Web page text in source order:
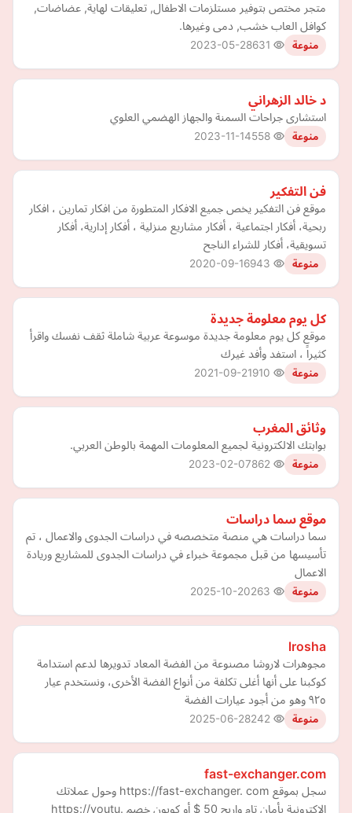
متجر مختص بتوفير مستلزمات الاطفال, تعليقات لهاية, عضاضات,
كوافل العاب خشب, دمى وغيرها.
منوعة 2023-05-28
د خالد الزهراني
استشارى جراحات السمنة والجهاز الهضمي العلوي
منوعة 2023-11-14
فن التفكير
موقع فن التفكير يخص جميع الافكار المتطورة من افكار تمارين ، افكار
ربحية، أفكار اجتماعية ، أفكار مشاريع منزلية ، أفكار إدارية، أفكار
تسويقية، أفكار للشراء الناجح
منوعة 2020-09-16
كل يوم معلومة جديدة
موقع كل يوم معلومة جديدة موسوعة عربية شاملة ثقف نفسك واقرأ
كثيراً ، استفد وأفد غيرك
منوعة 2021-09-21
وثائق المغرب
بوابتك الالكترونية لجميع المعلومات المهمة بالوطن العربي.
منوعة 2023-02-07
موقع سما دراسات
سما دراسات هي منصة متخصصه في دراسات الجدوى والاعمال ، تم
تأسيسها من قبل مجموعة خبراء في دراسات الجدوى للمشاريع وريادة
الاعمال
منوعة 2025-10-20
lrosha
مجوهرات لاروشا مصنوعة من الفضة المعاد تدويرها لدعم استدامة
كوكبنا على أنها أغلى تكلفة من أنواع الفضة الأخرى، ونستخدم عيار
٩٢٥ وهو من أجود عيارات الفضة
منوعة 2025-06-28
fast-exchanger.com
سجل بموقع https://fast-exchanger. com وحول عملاتك
الاكترونية بأمان تام واربح 50 $ أو كوبون خصم https://youtu.